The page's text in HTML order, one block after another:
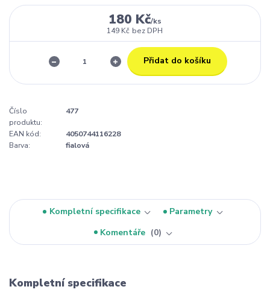
180 Kč/ks
149 Kč bez DPH
Přidat do košíku
Číslo
produktu:
477
EAN kód:
4050744116228
Barva:
fialová
Kompletní specifikace
Parametry
Komentáře
0
Kompletní specifikace